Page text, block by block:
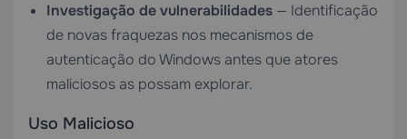
Investigação de vulnerabilidades — Identificação
de novas fraquezas nos mecanismos de
autenticação do Windows antes que atores
maliciosos as possam explorar.
Uso Malicioso